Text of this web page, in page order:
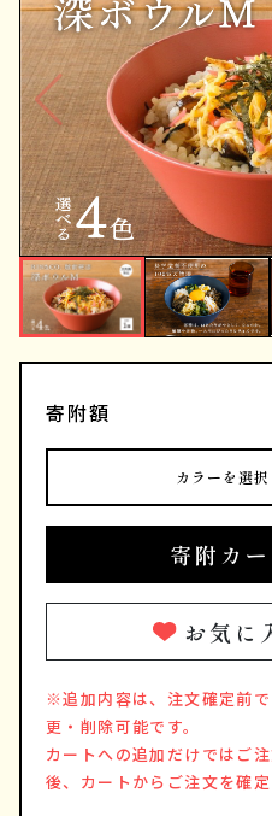
寄附額
カラーを選
寄附カ
お気に
※追加内容は、注文確定前
更・削除可能です。
カートへの追加だけではご
後、カートからご注文を確定